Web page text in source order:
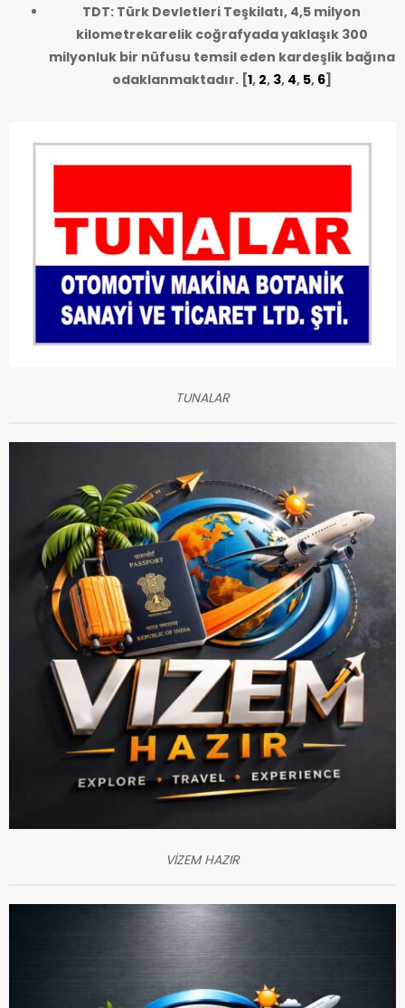
TDT: Türk Devletleri Teşkilatı, 4,5 milyon
kilometrekarelik coğrafyada yaklaşık 300
milyonluk bir nüfusu temsil eden kardeşlik bağına
odaklanmaktadır.[1, 2, 3, 4, 5, 6]
TUNALAR
VİZEM HAZIR